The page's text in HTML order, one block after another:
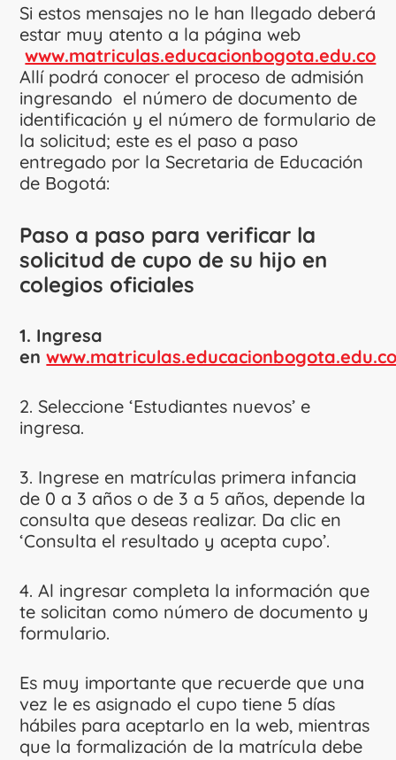
Si estos mensajes no le han llegado deberá
estar muy atento a la página web
www.matriculas.educacionbogota.edu.co
Allí podrá conocer el proceso de admisión
ingresando el número de documento de
identificación y el número de formulario de
la solicitud; este es el paso a paso
entregado por la Secretaria de Educación
de Bogotá:
Paso a paso para verificar la
solicitud de cupo de su hijo en
colegios oficiales
1. Ingresa
en
2. Seleccione ‘Estudiantes nuevos’ e
ingresa.
3. Ingrese en matrículas primera infancia
de 0 a 3 años o de 3 a 5 años, depende la
consulta que deseas realizar. Da clic en
‘Consulta el resultado y acepta cupo’.
4. Al ingresar completa la información que
te solicitan como número de documento y
formulario.
Es muy importante que recuerde que una
vez le es asignado el cupo tiene 5 días
hábiles para aceptarlo en la web, mientras
que la formalización de la matrícula debe